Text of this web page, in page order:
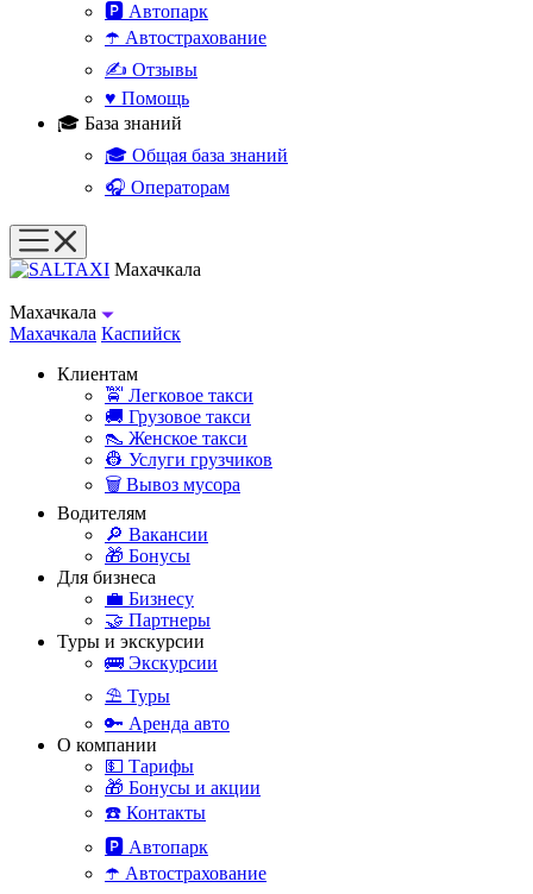
🅿️ Автопарк
☂️ Автострахование
✍️ Отзывы
♥️ Помощь
🎓 База знаний
🎓 Общая база знаний
🎧 Операторам
Махачкала
Махачкала
Махачкала Каспийск
Клиентам
🚖 Легковое такси
🚚 Грузовое такси
👠 Женское такси
👷 Услуги грузчиков
🗑️ Вывоз мусора
Водителям
🔎 Вакансии
🎁 Бонусы
Для бизнеса
💼 Бизнесу
🤝 Партнеры
Туры и экскурсии
🚌 Экскурсии
⛱️ Туры
🔑 Аренда авто
О компании
💵 Тарифы
🎁 Бонусы и акции
☎️ Контакты
🅿️ Автопарк
☂️ Автострахование